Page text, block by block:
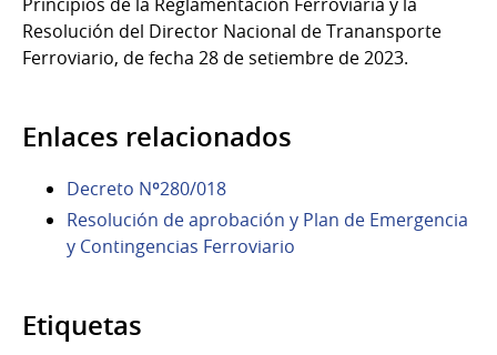
Resolución del Director Nacional de Tranansporte
Ferroviario, de fecha 28 de setiembre de 2023.
Enlaces relacionados
Decreto Nº280/018
Resolución de aprobación y Plan de Emergencia
y Contingencias Ferroviario
Etiquetas